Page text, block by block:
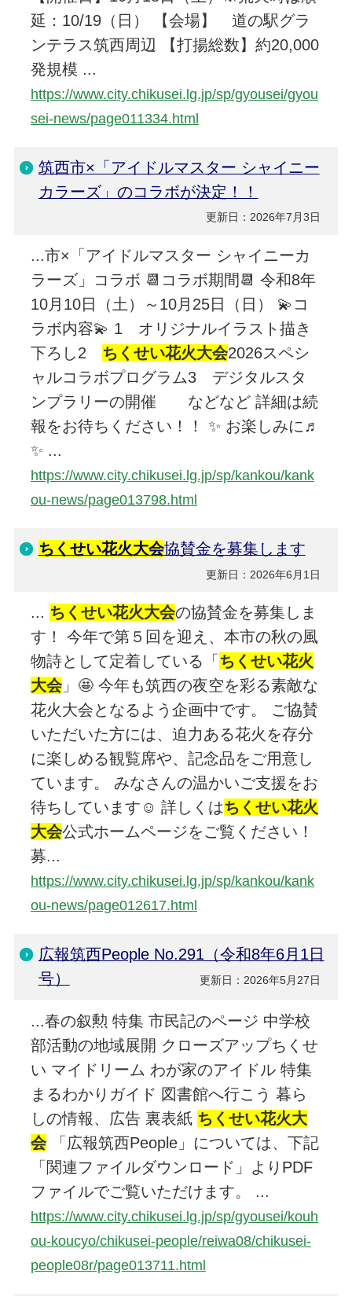
延：10/19（日） 【会場】 道の駅グラ
ンテラス筑西周辺 【打揚総数】約20,000
発規模 ...
https://www.city.chikusei.lg.jp/sp/gyousei/gyou
sei-news/page011334.html
筑西市×「アイドルマスター シャイニー
カラーズ」のコラボが決定！！
更新日：2026年7月3日
...市×「アイドルマスター シャイニーカ
ラーズ」コラボ 📆コラボ期間📆 令和8年
10月10日（土）～10月25日（日） 💫コ
ラボ内容💫 1 オリジナルイラスト描き
下ろし2 ちくせい花火大会2026スペシ
ャルコラボプログラム3 デジタルスタ
ンプラリーの開催 などなど 詳細は続
報をお待ちください！！ ✨ お楽しみに♬
✨ ...
https://www.city.chikusei.lg.jp/sp/kankou/kank
ou-news/page013798.html
ちくせい花火大会協賛金を募集します
更新日：2026年6月1日
... ちくせい花火大会の協賛金を募集しま
す！ 今年で第５回を迎え、本市の秋の風
物詩として定着している「 ちくせい花火
大会」🤩 今年も筑西の夜空を彩る素敵な
花火大会となるよう企画中です。 ご協賛
いただいた方には、迫力ある花火を存分
に楽しめる観覧席や、記念品をご用意し
ています。 みなさんの温かいご支援をお
待ちしています☺️ 詳しくはちくせい花火
大会公式ホームページをご覧ください！
募...
https://www.city.chikusei.lg.jp/sp/kankou/kank
ou-news/page012617.html
広報筑西People No.291（令和8年6月1日
号）
更新日：2026年5月27日
...春の叙勲 特集 市民記のページ 中学校
部活動の地域展開 クローズアップちくせ
い マイドリーム わが家のアイドル 特集
まるわかりガイド 図書館へ行こう 暮ら
しの情報、広告 裏表紙 ちくせい花火大
会「広報筑西People」については、下記
「関連ファイルダウンロード」よりPDF
ファイルでご覧いただけます。 ...
https://www.city.chikusei.lg.jp/sp/gyousei/kouh
ou-koucyo/chikusei-people/reiwa08/chikusei-
people08r/page013711.html